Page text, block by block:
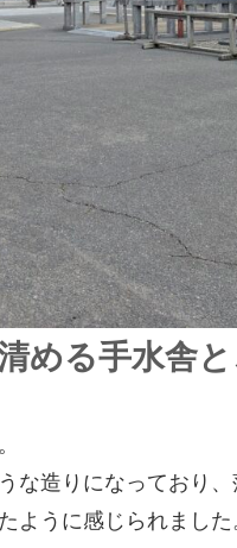
める手水舎
な造りになっており
ように感じられました